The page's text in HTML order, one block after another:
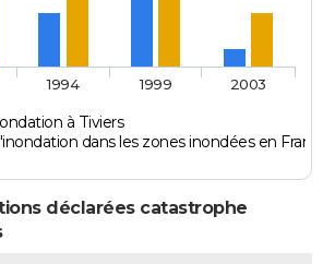
à Tiviers
dans les zones inondées en
1994 1999 2003
déclarées catastrophe